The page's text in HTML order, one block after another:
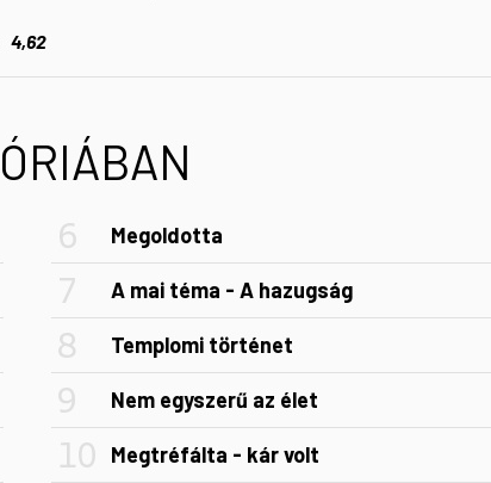
4,62
Megoldotta
A mai téma - A hazugság
Templomi történet
Nem egyszerű az élet
Megtréfálta - kár volt